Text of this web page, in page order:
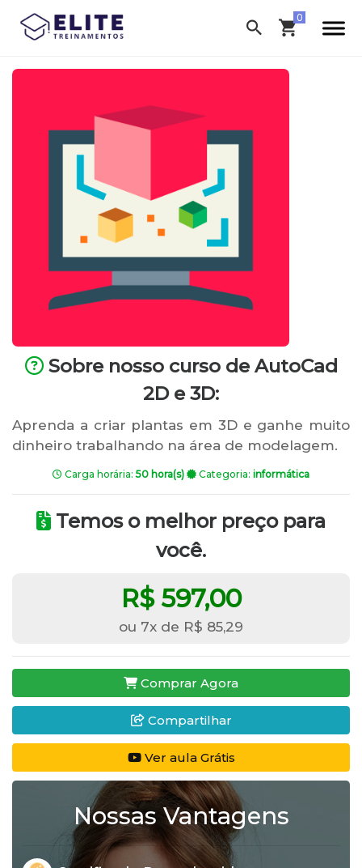
Sobre nosso curso de AutoCad
2D e 3D:
Aprenda a criar plantas em 3D e ganhe muito
dinheiro trabalhando na área de modelagem.
Carga horária:50 hora(s) Categoria: informática
Temos o melhor preço para
você.
R$ 597,00
ou 7x de R$ 85,29
Comprar Agora
Compartilhar
Ver aula Grátis
Nossas Vantagens